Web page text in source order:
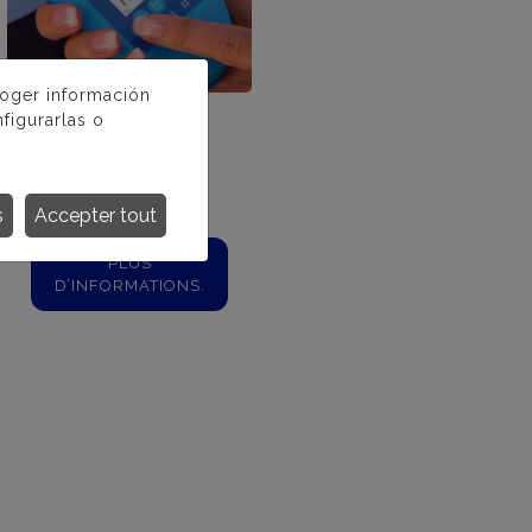
PLUS
D’INFORMATIONS.
información
o
Accepter tout